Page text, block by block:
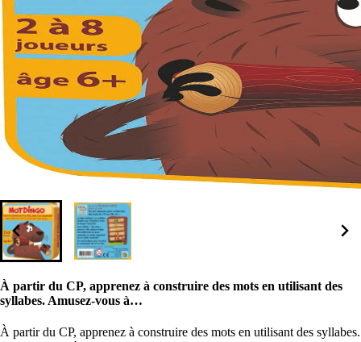
À partir du CP, apprenez à construire des mots en utilisant des
syllabes. Amusez-vous à…
À partir du CP, apprenez à construire des mots en utilisant des syllabes.